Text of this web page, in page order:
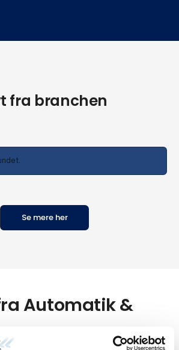
fra branchen
Se mere her
Automatik &